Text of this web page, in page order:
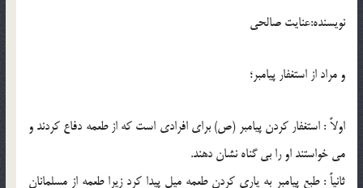
نويسنده:عنایت صالحی
و مراد از استغفار پيامبر؛
اولاً : استغفار كردن پيامبر (ص) براي افرادي است كه از طعمه دفاع كردند و
مي خواستند او را بي گناه نشان دهند.
ثانياً : طبع پيامبر به ياري كردن طعمه ميل پيدا كرد زيرا طعمه از مسلمانان